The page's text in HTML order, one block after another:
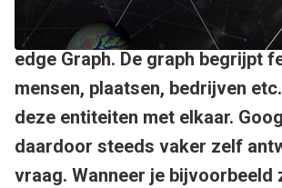
edge Graph. De graph begrijpt
mensen, plaatsen, bedrijven
deze entiteiten met elkaar.
daardoor steeds vaker zelf
vraag. Wanneer je bijvoorbeeld